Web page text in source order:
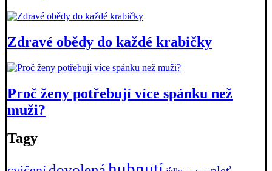
Zdravé obědy do každé krabičky
Proč ženy potřebují více spánku než
muži?
Tagy